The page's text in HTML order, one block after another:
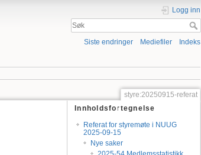
Logg inn
Siste endringer Mediefiler Indeks
styre:20250915-referat
Innholdsfortegnelse
Referat for styremøte i NUUG
2025-09-15
Nye saker